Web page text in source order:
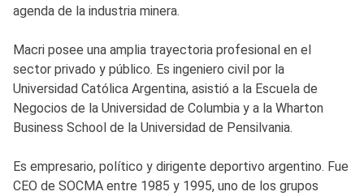
agenda de la industria minera.
Macri posee una amplia trayectoria profesional en el
sector privado y público. Es ingeniero civil por la
Universidad Católica Argentina, asistió a la Escuela de
Negocios de la Universidad de Columbia y a la Wharton
Business School de la Universidad de Pensilvania.
Es empresario, político y dirigente deportivo argentino. Fue
CEO de SOCMA entre 1985 y 1995, uno de los grupos